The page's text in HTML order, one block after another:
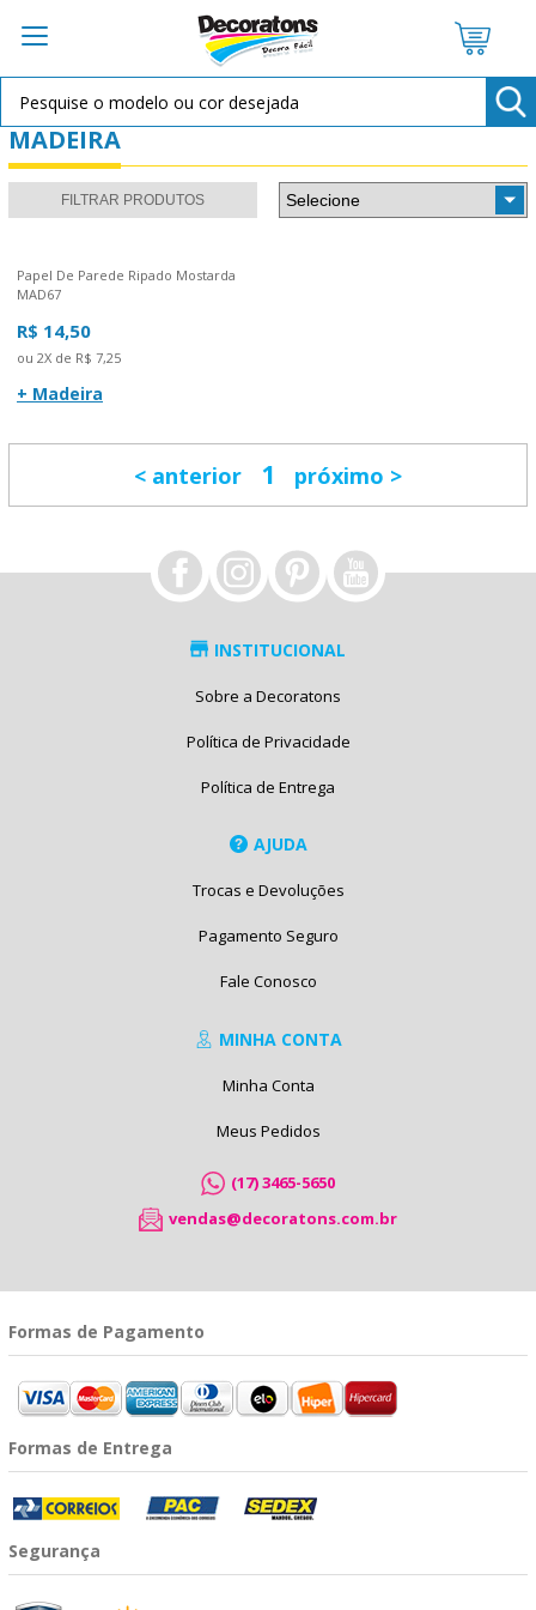
MADEIRA
FILTRAR PRODUTOS
Papel De Parede Ripado Mostarda
MAD67
R$ 14,50
ou 2X de R$ 7,25
+ Madeira
anterior 1 próximo
INSTITUCIONAL
Sobre a Decoratons
Política de Privacidade
Política de Entrega
AJUDA
Trocas e Devoluções
Pagamento Seguro
Fale Conosco
MINHA CONTA
Minha Conta
Meus Pedidos
(17) 3465-5650
vendas@decoratons.com.br
Formas de Pagamento
Formas de Entrega
Segurança